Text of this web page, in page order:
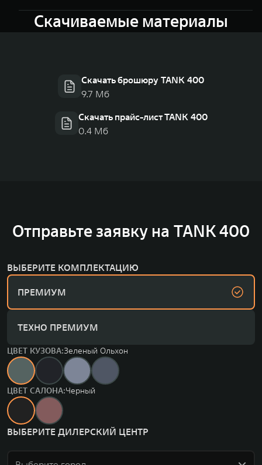
Скачиваемые материалы
Скачать брошюру TANK 400
9.7 Мб
Скачать прайс-лист TANK 400
0.4 Мб
Отправьте заявку на TANK 400
ВЫБЕРИТЕ КОМПЛЕКТАЦИЮ
ПРЕМИУМ
ТЕХНО ПРЕМИУМ
ЦВЕТ КУЗОВА:Зеленый Ольхон
ЦВЕТ САЛОНА:Черный
ВЫБЕРИТЕ ДИЛЕРСКИЙ ЦЕНТР